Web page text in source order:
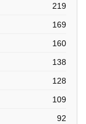
219
169
160
138
128
109
92